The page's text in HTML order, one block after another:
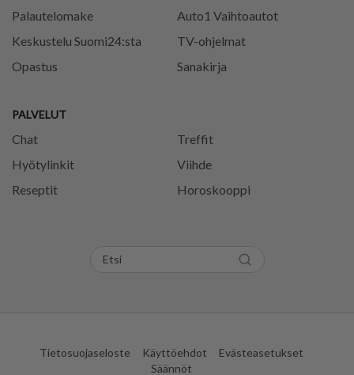
Palautelomake
Keskustelu Suomi24:sta
Opastus
PALVELUT
Chat
Treffit
Hyötylinkit
Viihde
Reseptit
Horoskooppi
Auto1 Vaihtoautot
TV-ohjelmat
Sanakirja
Tietosuojaseloste Käyttöehdot
Evästeasetukset
Säännöt